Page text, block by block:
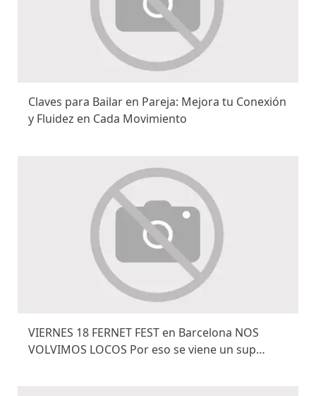
Claves para Bailar en Pareja: Mejora tu Conexión
y Fluidez en Cada Movimiento
VIERNES 18 FERNET FEST en Barcelona NOS
VOLVIMOS LOCOS Por eso se viene un sup…